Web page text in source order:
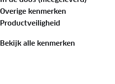
Overige kenmerken
Productveiligheid
Bekijk alle kenmerken